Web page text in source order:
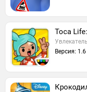
Toca
Версия: 1.6